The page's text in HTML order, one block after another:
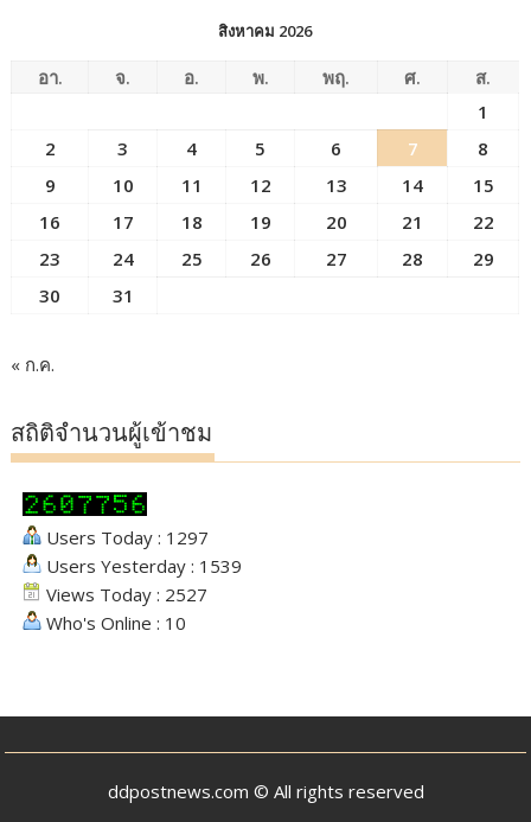
สิงหาคม 2026
อา. จ. อ. พ. พฤ. ศ.
ส.
1
2
3 4 5 6 7
8
9
10 11 12 13 14
15
16
17 18 19 20 21
22
23
24 25 26 27 28
29
30
31
« ก.ค.
สถิติจำนวนผู้เข้าชม
Users Today : 1297
Users Yesterday : 1539
Views Today : 2527
Who's Online : 10
ddpostnews.com © All rights reserved